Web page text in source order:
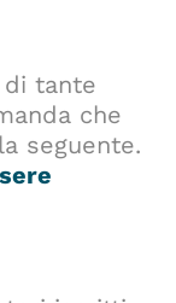
di tante
che
seguente.